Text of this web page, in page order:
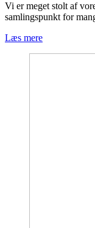
Vi er meget stolt af
samlingspunkt for
Læs mere